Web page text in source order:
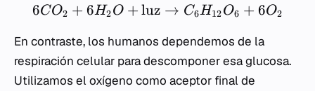
6CO2 + 6 H2O + luz → C6 H12O6 + 6O2
En contraste, los humanos dependemos de la
respiración celular para descomponer esa glucosa.
Utilizamos el oxígeno como aceptor final de